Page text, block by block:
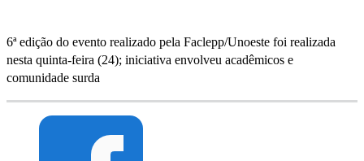
6ª edição do evento realizado pela Faclepp/Unoeste foi realizada
nesta quinta-feira (24); iniciativa envolveu acadêmicos e
comunidade surda